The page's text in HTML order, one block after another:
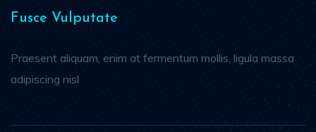
Fusce Vulputate
Praesent aliquam, enim at fermentum mollis, ligula massa
adipiscing nisl